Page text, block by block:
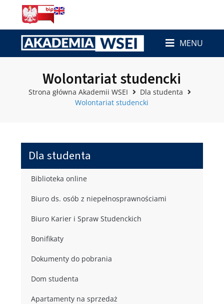
MENU
Wolontariat studencki
Strona główna Akademii WSEI
Dla studenta
Wolontariat studencki
Dla studenta
Biblioteka online
Biuro ds. osób z niepełnosprawnościami
Biuro Karier i Spraw Studenckich
Bonifikaty
Dokumenty do pobrania
Dom studenta
Apartamenty na sprzedaż